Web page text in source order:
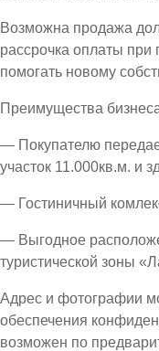
Возможна продажа
рассрочка оплаты при
помогать новому
Преимущества
— Покупателю
участок 11.000кв.м. и
— Гостиничный
— Выгодное
туристической зоны
Адрес и фотографии
обеспечения
возможен по